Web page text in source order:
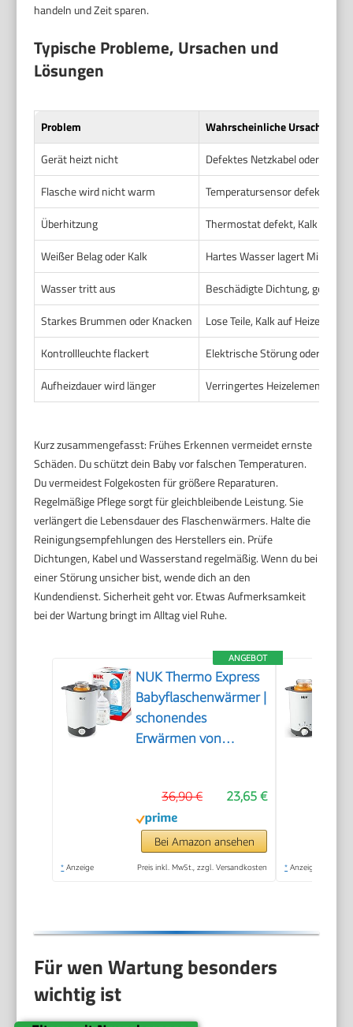
handeln und Zeit sparen.
Typische Probleme, Ursachen und
Lösungen
Problem
Wahrscheinliche Ursache
Gerät heizt nicht
Defektes Netzkabel oder
Flasche wird nicht warm
Temperatursensor defekt,
Überhitzung
Thermostat defekt, Kalk
Weißer Belag oder Kalk
Hartes Wasser lagert
Wasser tritt aus
Beschädigte Dichtung,
Starkes Brummen oder Knacken
Lose Teile, Kalk auf
Kontrollleuchte flackert
Elektrische Störung oder
Aufheizdauer wird länger
Verringertes Heizelement
Kurz zusammengefasst: Frühes Erkennen vermeidet ernste
Schäden. Du schützt dein Baby vor falschen Temperaturen.
Du vermeidest Folgekosten für größere Reparaturen.
Regelmäßige Pflege sorgt für gleichbleibende Leistung. Sie
verlängert die Lebensdauer des Flaschenwärmers. Halte die
Reinigungsempfehlungen des Herstellers ein. Prüfe
Dichtungen, Kabel und Wasserstand regelmäßig. Wenn du bei
einer Störung unsicher bist, wende dich an den
Kundendienst. Sicherheit geht vor. Etwas Aufmerksamkeit
bei der Wartung bringt im Alltag viel Ruhe.
ANGEBOT
NUK Thermo Express
Babyflaschenwärmer |
schonendes
Erwärmen von
in 90 Sekunden |
automatische
Abschaltung | Korb
zum einfachen
23,65 €
36,90 €
Bei Amazon ansehen
* Anzeige Preis inkl. MwSt., zzgl. Versandkosten * Anzeige
Für wen Wartung besonders
wichtig ist